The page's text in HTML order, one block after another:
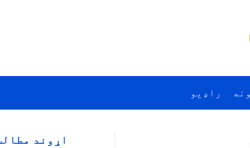
راډيو
اړوند